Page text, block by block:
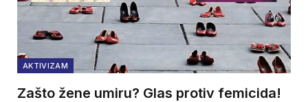
AKTIVIZAM
Zašto žene umiru? Glas protiv femicida!